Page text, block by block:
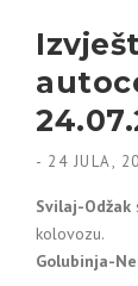
- 24 JULA,
Svilaj-Odžak
kolovozu.
Golubinja-